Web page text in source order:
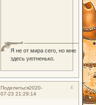
Я не от мира сего, но мне
здесь уютненько.
Поделиться 4
2020-
07-23 21:29:14